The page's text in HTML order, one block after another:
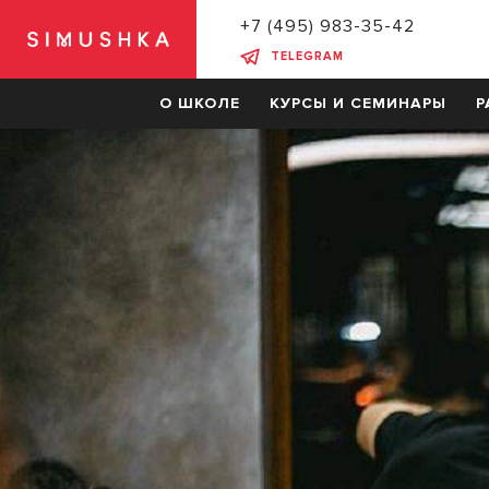
TELEGRAM
+7 (495) 983-35-42
О ШКОЛЕ КУРСЫ И СЕМИНАРЫ
СКИДКИ НА ОБУЧЕНИЕ
КУРСЫ
Барберинг
Мужские стрижки
Женские стрижки